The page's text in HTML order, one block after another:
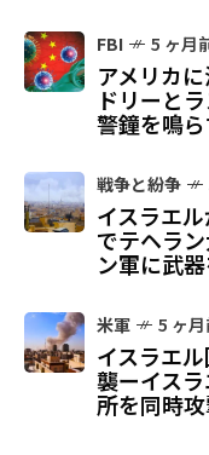
FBI 5 ヶ月
アメリカ
ドリーと
警鐘を鳴
戦争と紛争
イスラエ
でテヘラ
ン軍に武
米軍 5 ヶ
イスラエ
襲ーイス
所を同時